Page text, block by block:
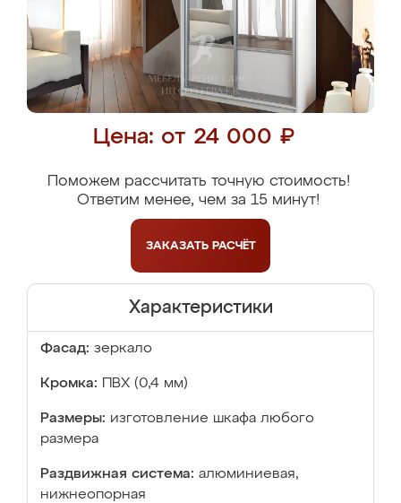
Цена: от 24 000 ₽
Поможем рассчитать точную стоимость!
Ответим менее, чем за 15 минут!
ЗАКАЗАТЬ РАСЧЁТ
Характеристики
Фасад: зеркало
Кромка: ПВХ (0,4 мм)
Размеры: изготовление шкафа любого
размера
Раздвижная система: алюминиевая,
нижнеопорная